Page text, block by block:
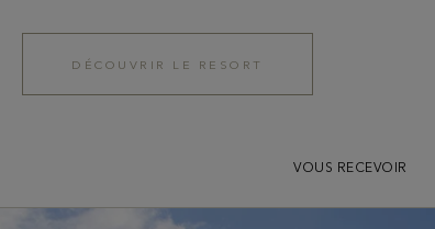
DÉCOUVRIR LE RESORT
VOUS RECEVOIR